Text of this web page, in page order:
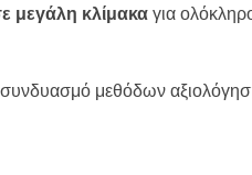
μεγάλη κλίμακαγια
μεθόδων